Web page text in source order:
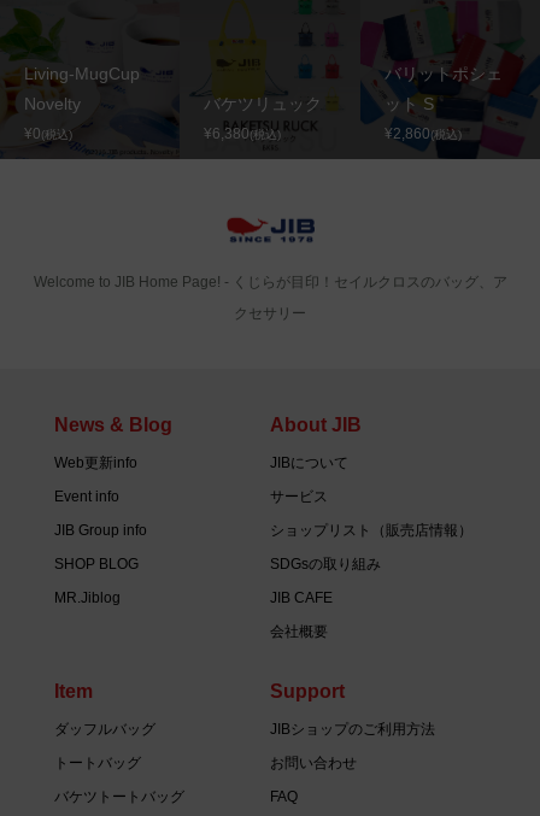
Living-MugCup
Novelty
¥0(税込)
バケツリュック
¥6,380(税込)
バリットポシェ
ット S
¥2,860(税込)
Welcome to JIB Home Page! ‐ くじらが目印！セイルクロスのバッグ、ア
クセサリー
News & Blog
Web更新info
Event info
JIB Group info
SHOP BLOG
MR.Jiblog
About JIB
JIBについて
サービス
ショップリスト（販売店情報）
SDGsの取り組み
JIB CAFE
会社概要
Item
ダッフルバッグ
トートバッグ
バケツトートバッグ
Support
JIBショップのご利用方法
お問い合わせ
FAQ